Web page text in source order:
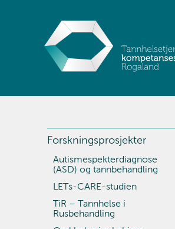
Forskningsprosjekter
Autismespekterdiagnose
(ASD) og tannbehandling
LETs-CARE-studien
TiR – Tannhelse i
Rusbehandling